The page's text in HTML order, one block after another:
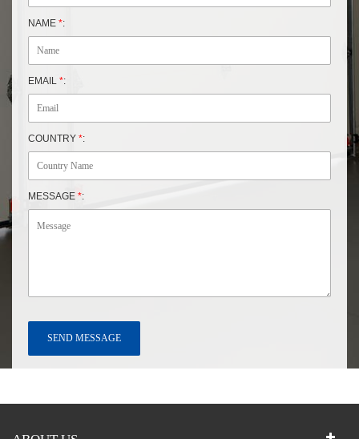
NAME *:
EMAIL *:
COUNTRY *:
MESSAGE *: